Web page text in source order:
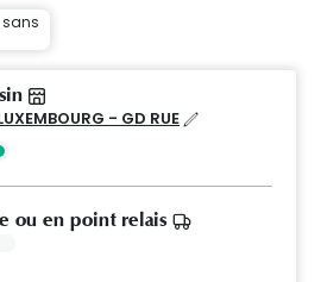
sans
- GD RUE
ou en point relais